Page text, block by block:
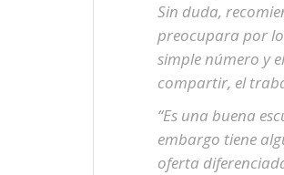
Sin duda,
preocupara por
simple número y
compartir, el
“Es una buena
embargo tiene
oferta